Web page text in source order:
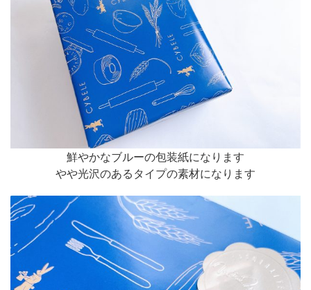
鮮やかなブルーの包装紙になります
やや光沢のあるタイプの素材になります